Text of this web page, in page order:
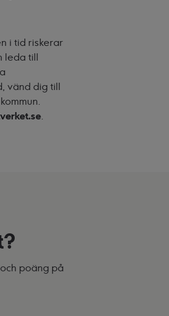
i tid riskerar
leda till
vänd dig till
.
poäng på